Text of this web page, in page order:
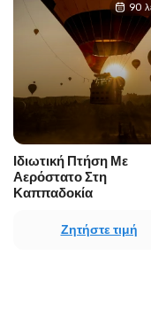
90
Ιδιωτική Πτήση Με
Αερόστατο Στη
Καππαδοκία
Ζητήστε τιμή